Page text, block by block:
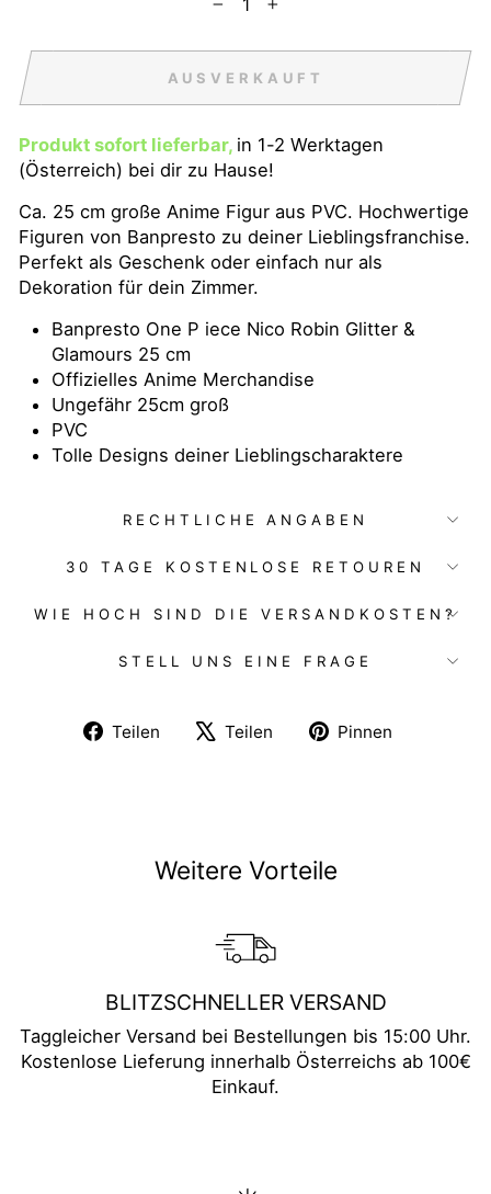
+
AUSVERKAUFT
Produkt sofort lieferbar, in 1-2 Werktagen
(Österreich) bei dir zu Hause!
Ca. 25 cm große Anime Figur aus PVC. Hochwertige
Figuren von Banpresto zu deiner Lieblingsfranchise.
Perfekt als Geschenk oder einfach nur als
Dekoration für dein Zimmer.
Banpresto One P iece Nico Robin Glitter &
Glamours 25 cm
Offizielles Anime Merchandise
Ungefähr 25cm groß
PVC
Tolle Designs deiner Lieblingscharaktere
RECHTLICHE ANGABEN
30 TAGE KOSTENLOSE RETOUREN
WIE HOCH SIND DIE VERSANDKOSTEN?
STELL UNS EINE FRAGE
Teilen
Auf
Teilen
Auf
Pinnen
Weitere Vorteile
BLITZSCHNELLER VERSAND
Taggleicher Versand bei Bestellungen bis 15:00 Uhr.
Kostenlose Lieferung innerhalb Österreichs ab 100€
Einkauf.